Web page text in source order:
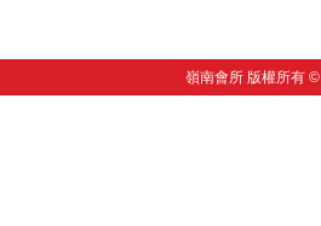
嶺南會所 版權所有